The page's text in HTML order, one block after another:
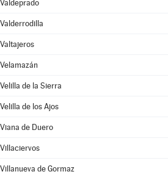
Valdeprado
Valderrodilla
Valtajeros
Velamazán
Velilla de la Sierra
Velilla de los Ajos
Viana de Duero
Villaciervos
Villanueva de Gormaz